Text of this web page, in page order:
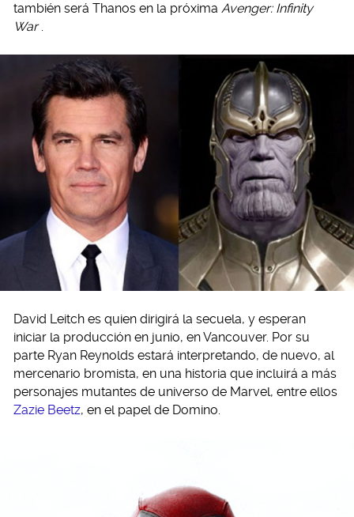
también será Thanos en la próxima Avenger: Infinity
War .
David Leitch es quien dirigirá la secuela, y esperan
iniciar la producción en junio, en Vancouver. Por su
parte Ryan Reynolds estará interpretando, de nuevo, al
mercenario bromista, en una historia que incluirá a más
personajes mutantes de universo de Marvel, entre ellos
Zazie Beetz, en el papel de Domino.